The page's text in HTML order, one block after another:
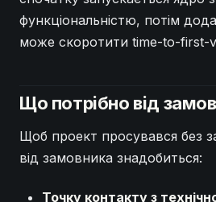
функціональністю, потім
може скоротити time-to-first-
Що потрібно від
Щоб проект просувався без
від замовника знадобиться:
Точку контакту з